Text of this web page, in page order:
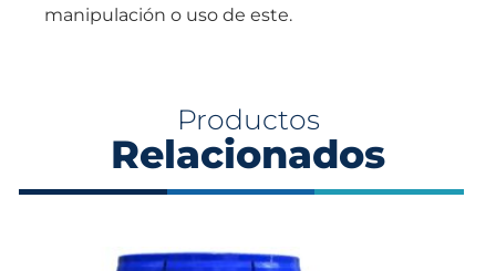
manipulación o uso de este.
Productos
Relacionados